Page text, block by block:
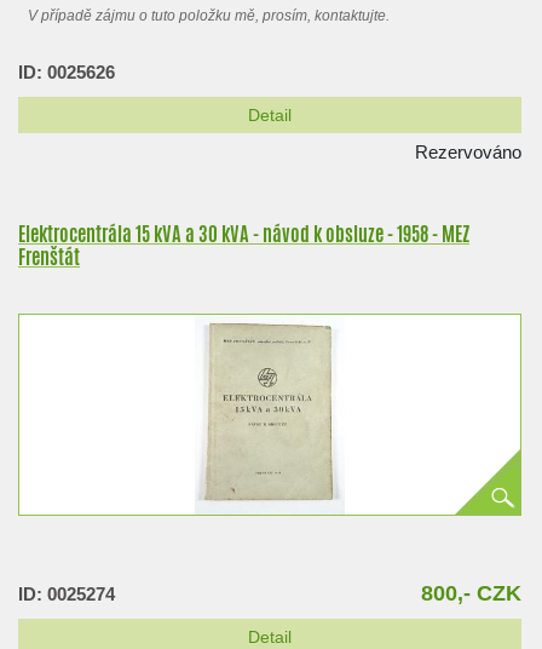
V případě zájmu o tuto položku mě, prosím, kontaktujte.
ID: 0025626
Detail
Rezervováno
Elektrocentrála 15 kVA a 30 kVA - návod k obsluze - 1958 - MEZ
Frenštát
ID: 0025274 800,- CZK
Detail